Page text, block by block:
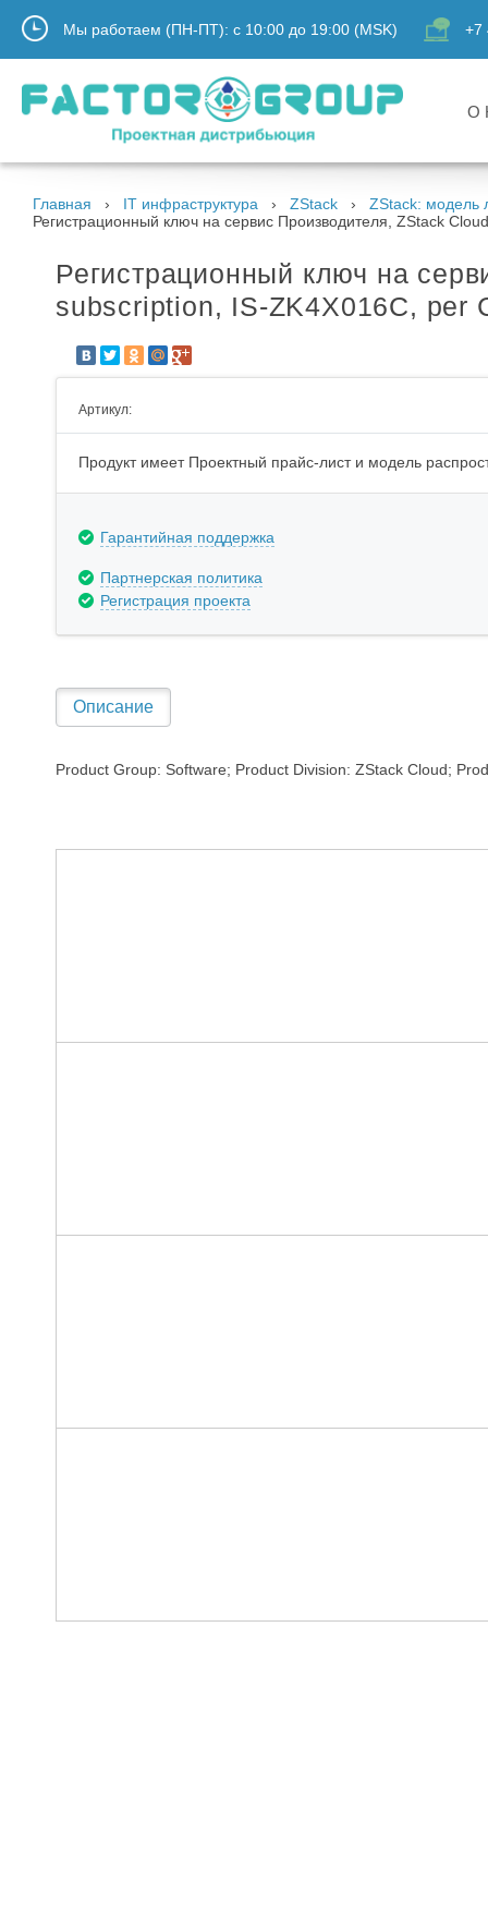
Мы работаем (ПН-ПТ): с 10:00 до 19:00 (MSK) +7
О
Главная IT инфраструктура ZStack
ZStack: модель
Регистрационный ключ на сервис Производителя, ZStack
Регистрационный ключ на
subscription, IS-ZK4X016C, per
Артикул:
Продукт имеет Проектный прайс-лист и модель
Гарантийная поддержка
Партнерская политика
Регистрация проекта
Описание
Product Group: Software; Product Division: ZStack Cloud;